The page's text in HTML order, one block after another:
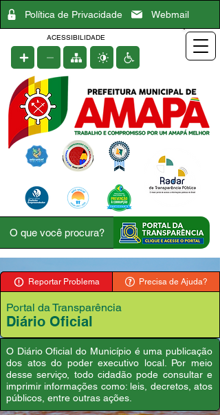
Política de Privacidade Webmail
ACESSIBILIDADE
Reportar Problema Precisa de Ajuda?
Portal da Transparência
Diário Oficial
O Diário Oficial do Município é uma publicação
dos atos do poder executivo local. Por meio
desse serviço, todo cidadão pode consultar e
imprimir informações como: leis, decretos, atos
públicos, entre outras ações.